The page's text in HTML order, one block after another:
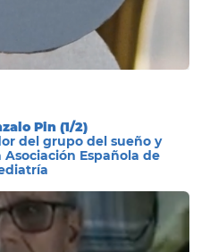
Pin (1/2)
del grupo del sueño y
Española de